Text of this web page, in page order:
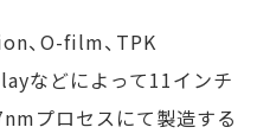
、O-film、TPK
などによって11インチ
プロセスにて製造する